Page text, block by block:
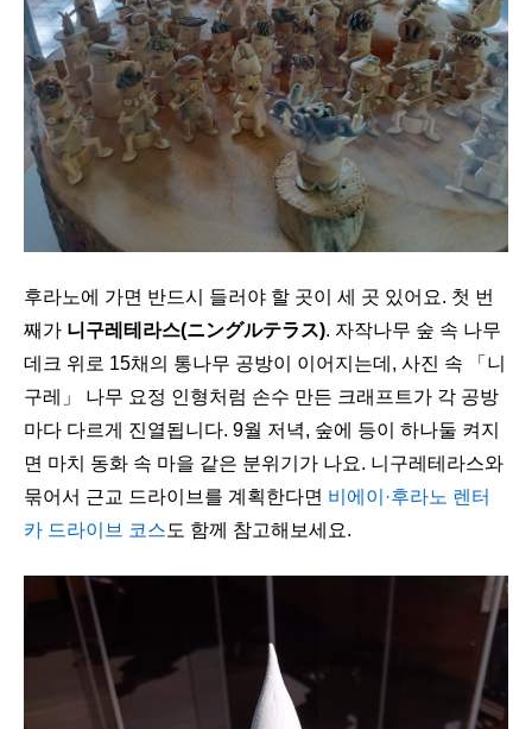
후라노에 가면 반드시 들러야 할 곳이 세 곳 있어요. 첫 번
째가 니구레테라스(ニングルテラス). 자작나무 숲 속 나무
데크 위로 15채의 통나무 공방이 이어지는데, 사진 속 「니
구레」 나무 요정 인형처럼 손수 만든 크래프트가 각 공방
마다 다르게 진열됩니다. 9월 저녁, 숲에 등이 하나둘 켜지
면 마치 동화 속 마을 같은 분위기가 나요. 니구레테라스와
묶어서 근교 드라이브를 계획한다면 비에이·후라노 렌터
카 드라이브 코스도 함께 참고해보세요.